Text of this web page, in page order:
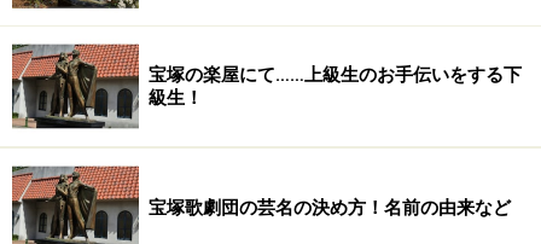
宝塚の楽屋にて……上級生のお手伝いをする下
級生！
宝塚歌劇団の芸名の決め方！名前の由来など